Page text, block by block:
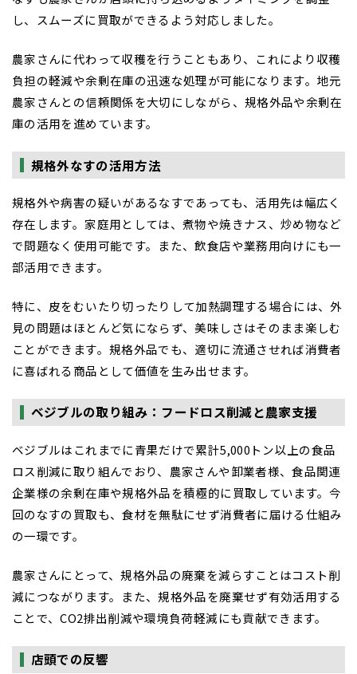
し、スムーズに買取ができるよう対応しました。
農家さんに代わって収穫を行うこともあり、これにより収穫
負担の軽減や余剰在庫の迅速な処理が可能になります。地元
農家さんとの信頼関係を大切にしながら、規格外品や余剰在
庫の活用を進めています。
規格外なすの活用方法
規格外や病害の疑いがあるなすであっても、活用先は幅広く
存在します。家庭用としては、煮物や焼きナス、炒め物など
で問題なく使用可能です。また、飲食店や業務用向けにも一
部活用できます。
特に、皮をむいたり切ったりして加熱調理する場合には、外
見の問題はほとんど気にならず、美味しさはそのまま楽しむ
ことができます。規格外品でも、適切に流通させれば消費者
に喜ばれる商品として価値を生み出せます。
ベジブルの取り組み：フードロス削減と農家支援
ベジブルはこれまでに青果だけで累計5,000トン以上の食品
ロス削減に取り組んでおり、農家さんや卸業者様、食品関連
企業様の余剰在庫や規格外品を積極的に買取しています。今
回のなすの買取も、食材を無駄にせず消費者に届ける仕組み
の一環です。
農家さんにとって、規格外品の廃棄を減らすことはコスト削
減につながります。また、規格外品を廃棄せず有効活用する
ことで、CO2排出削減や環境負荷軽減にも貢献できます。
店頭での反響